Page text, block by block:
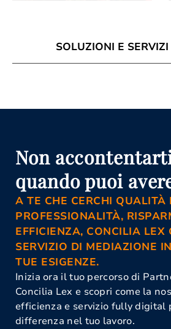
SOLUZIONI E
Cosenza
Mediazione
Non
quando puoi
A TE CHE CERCHI QUALITÀ
PROFESSIONALITÀ,
EFFICIENZA, CONCILIA LEX
SERVIZIO DI MEDIAZIONE
TUE ESIGENZE.
Inizia ora il tuo percorso di
Concilia Lex e scopri come la
efficienza e servizio fully digital
differenza nel tuo lavoro.